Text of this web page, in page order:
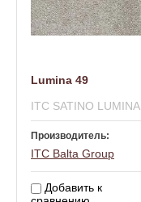
Lumina 49
ITC SATINO LUMINA
Производитель:
ITC Balta Group
Добавить к